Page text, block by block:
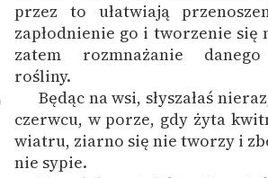
przez to ułatwiają
zapłodnienie go i tworzenie się
zatem rozmnażanie
rośliny.
Będąc na wsi, słyszałaś
czerwcu, w porze, gdy żyta
wiatru, ziarno się nie tworzy i
nie sypie.